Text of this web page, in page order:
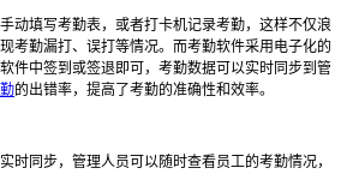
动填写考勤表，或者打卡机记录考勤，这样不仅浪
考勤漏打、误打等情况。而考勤软件采用电子化的
件中签到或签退即可，考勤数据可以实时同步到管
的出错率，提高了考勤的准确性和效率。
时同步，管理人员可以随时查看员工的考勤情况，